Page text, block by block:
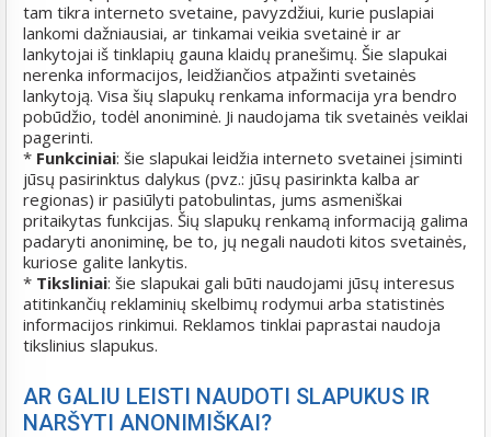
tam tikra interneto svetaine, pavyzdžiui, kurie puslapiai
lankomi dažniausiai, ar tinkamai veikia svetainė ir ar
lankytojai iš tinklapių gauna klaidų pranešimų. Šie slapukai
nerenka informacijos, leidžiančios atpažinti svetainės
lankytoją. Visa šių slapukų renkama informacija yra bendro
pobūdžio, todėl anoniminė. Ji naudojama tik svetainės veiklai
pagerinti.
* Funkciniai: šie slapukai leidžia interneto svetainei įsiminti
jūsų pasirinktus dalykus (pvz.: jūsų pasirinkta kalba ar
regionas) ir pasiūlyti patobulintas, jums asmeniškai
pritaikytas funkcijas. Šių slapukų renkamą informaciją galima
padaryti anoniminę, be to, jų negali naudoti kitos svetainės,
kuriose galite lankytis.
* Tiksliniai: šie slapukai gali būti naudojami jūsų interesus
atitinkančių reklaminių skelbimų rodymui arba statistinės
informacijos rinkimui. Reklamos tinklai paprastai naudoja
tikslinius slapukus.
AR GALIU LEISTI NAUDOTI SLAPUKUS IR
NARŠYTI ANONIMIŠKAI?